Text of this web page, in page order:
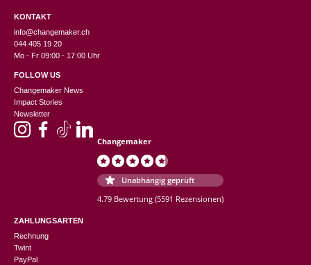
KONTAKT
info@changemaker.ch
044 405 19 20
Mo - Fr 09:00 - 17:00 Uhr
FOLLOW US
Changemaker News
Impact Stories
Newsletter
Changemaker
Unabhängig geprüft
4.79 Bewertung (5591 Rezensionen)
ZAHLUNGSARTEN
Rechnung
Twint
PayPal